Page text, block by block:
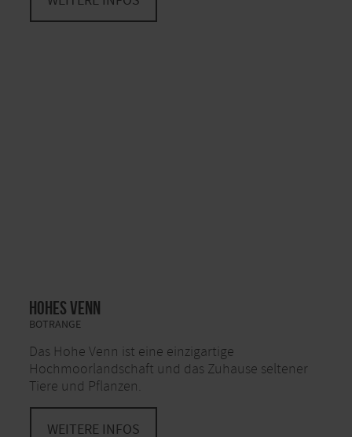
Hohes Venn
BOTRANGE
Das Hohe Venn ist eine einzigartige
Hochmoorlandschaft und das Zuhause seltener
Tiere und Pflanzen.
WEITERE INFOS